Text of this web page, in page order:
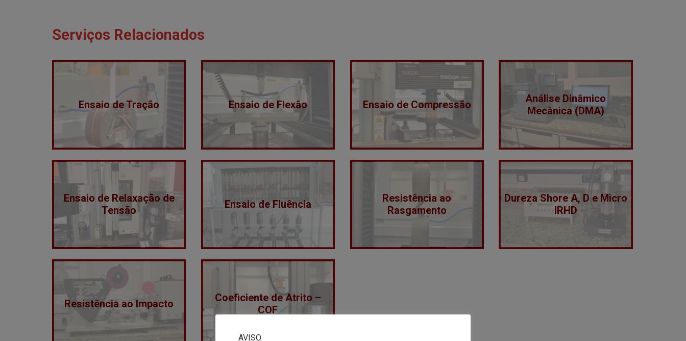
Serviços Relacionados
Ensaio de Tração Ensaio de Flexão Ensaio de Compressão
Análise Dinâmico
Mecânica (DMA)
Ensaio de Relaxação de
Tensão
Ensaio de Fluência
Resistência ao
Rasgamento
Dureza Shore A, D e Micro
IRHD
Resistência ao Impacto
Coeficiente de Atrito –
COF
AVISO